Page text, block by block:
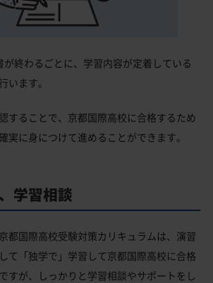
が終わるごとに、学習内容が定着している
います。
することで、京都国際高校に合格するため
実に身につけて進めることができます。
学習相談
都国際高校受験対策カリキュラムは、演習
て「独学で」学習して京都国際高校に合格
すが、しっかりと学習相談やサポートをし